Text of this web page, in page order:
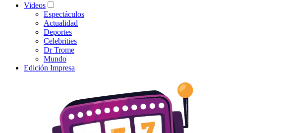
Videos
Espectáculos
Actualidad
Deportes
Celebrities
Dr Trome
Mundo
Edición Impresa